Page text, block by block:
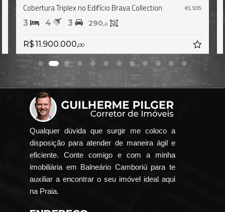
#1.935
Triplex no Edifício Brava Collection
3 290,0
00
Cobertura
R$
Qualquer dúvida que surgir me coloco a
disposição para atender de maneira ágil e
eficiente. Conte comigo e com a minha
imobiliária em Balneário Camboriú para te
auxiliar a encontrar o seu imóvel ideal aqui
na Praia.